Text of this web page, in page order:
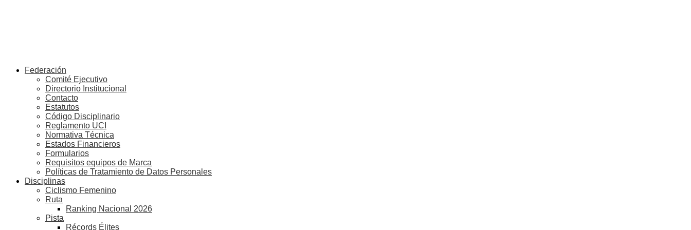
Federación
Comité Ejecutivo
Directorio Institucional
Contacto
Estatutos
Código Disciplinario
Reglamento UCI
Normativa Técnica
Estados Financieros
Formularios
Requisitos equipos de Marca
Políticas de Tratamiento de Datos Personales
Disciplinas
Ciclismo Femenino
Ruta
Ranking Nacional 2026
Pista
Récords Élites